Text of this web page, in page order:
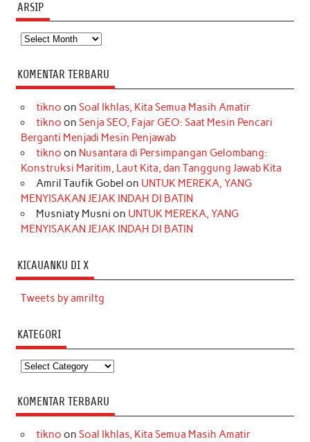
ARSIP
Arsip
KOMENTAR TERBARU
tikno on Soal Ikhlas, Kita Semua Masih Amatir
tikno on Senja SEO, Fajar GEO: Saat Mesin Pencari
Berganti Menjadi Mesin Penjawab
tikno on Nusantara di Persimpangan Gelombang:
Konstruksi Maritim, Laut Kita, dan Tanggung Jawab Kita
Amril Taufik Gobel on UNTUK MEREKA, YANG
MENYISAKAN JEJAK INDAH DI BATIN
Musniaty Musni on UNTUK MEREKA, YANG
MENYISAKAN JEJAK INDAH DI BATIN
KICAUANKU DI X
Tweets by amriltg
KATEGORI
Kategori
KOMENTAR TERBARU
tikno on Soal Ikhlas, Kita Semua Masih Amatir